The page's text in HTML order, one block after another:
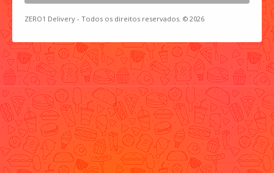
ZERO1 Delivery - Todos os direitos reservados. © 2026